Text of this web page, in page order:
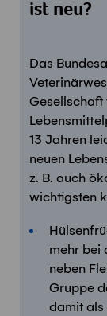
ist neu?
Das
Gesellschaft
13 Jahren
neuen
z. B. auch
wichtigsten
mehr bei
neben
Gruppe
damit als